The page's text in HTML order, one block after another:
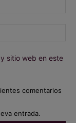
sitio web en este
comentarios
entrada.